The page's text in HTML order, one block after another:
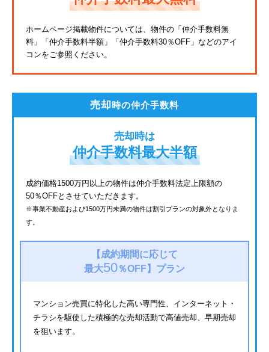
東武東上線
JR鶴見線
京成金町線
ホームページ掲載物件については、物件の「仲介手数料無
料」
「仲介手数料半額」「仲介手数料30％OFF」などのアイ
コンをご参照ください。
売却時の仲介手数料
売却時は
仲介手数料最大半額
成約価格1500万円以上の物件は仲介手数料法定上限額の
50％OFFとさせていただきます。
※事業不動産および1500万円未満の物件は割引プランの対象外となりま
す。
【成約期間に応じて
最大50％OFF】 プラン
マンション売買に特化した高い専門性、インターネット・
チラシを駆使した積極的な売却活動で高値売却、早期売却
を狙います。